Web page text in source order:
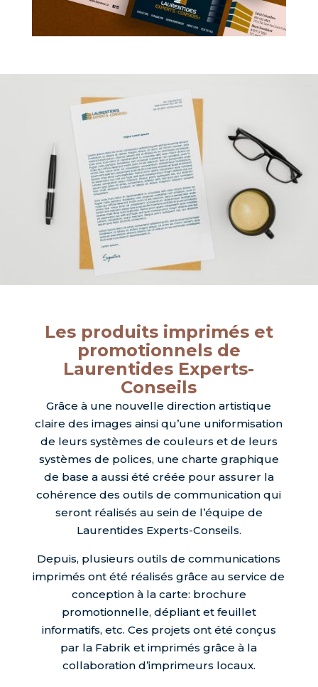
Les produits imprimés et
promotionnels de
Laurentides Experts-
Conseils
Grâce à une nouvelle direction artistique
claire des images ainsi qu’une uniformisation
de leurs systèmes de couleurs et de leurs
systèmes de polices, une charte graphique
de base a aussi été créée pour assurer la
cohérence des outils de communication qui
seront réalisés au sein de l’équipe de
Laurentides Experts-Conseils.
Depuis, plusieurs outils de communications
imprimés ont été réalisés grâce au service de
conception à la carte: brochure
promotionnelle, dépliant et feuillet
informatifs, etc. Ces projets ont été conçus
par la Fabrik et imprimés grâce à la
collaboration d’imprimeurs locaux.